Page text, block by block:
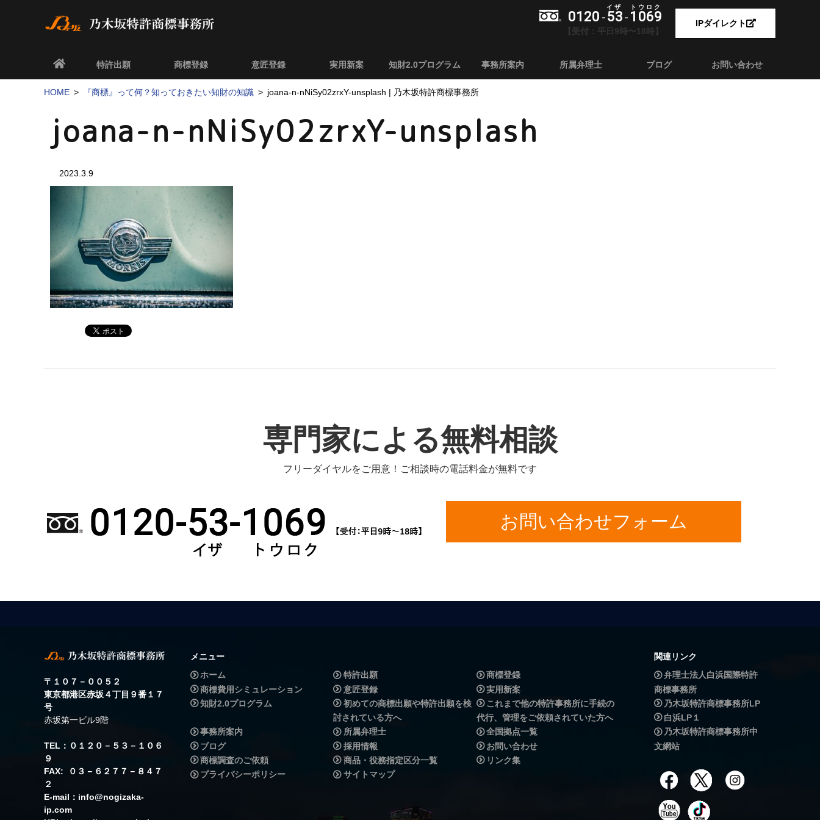
0120 -53- 1069
【受付：平日9時〜18時】
IPダイレクト
特許出願 商標登録 意匠登録 実用新案 知財2.0プログラム 事務所案内 所属弁理士 ブログ お問い合わせ
HOME 『商標』って何？知っておきたい知財の知識 joana-n-nNiSy02zrxY-unsplash | 乃木坂特許商標事務所
joana-n-nNiSy02zrxY-unsplash
2023.3.9
専門家による無料相談
フリーダイヤルをご用意！ご相談時の電話料金が無料です
お問い合わせフォーム
〒１０７－００５２
東京都港区赤坂４丁目９番１７
号
赤坂第一ビル9階
TEL：０１２０－５３－１０６
９
FAX: ０３－６２７７－８４７
２
E-mail：info@nogizaka-
ip.com
メニュー
ホーム
特許出願
商標登録
商標費用シミュレーション
意匠登録
実用新案
知財2.0プログラム
初めての商標出願や特許出願を検
討されている方へ
これまで他の特許事務所に手続の
代行、管理をご依頼されていた方へ
事務所案内
所属弁理士
全国拠点一覧
ブログ
採用情報
お問い合わせ
商標調査のご依頼
商品・役務指定区分一覧
リンク集
プライバシーポリシー
サイトマップ
関連リンク
弁理士法人白浜国際特許
商標事務所
乃木坂特許商標事務所LP
白浜LP１
乃木坂特許商標事務所中
文網站